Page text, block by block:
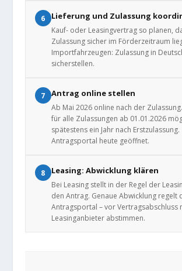
6 Lieferung und Zulassung
Kauf- oder Leasingvertrag so planen,
Zulassung sicher im Förderzeitraum
Importfahrzeugen: Zulassung in
sicherstellen.
7 Antrag online stellen
Ab Mai 2026 online nach der
für alle Zulassungen ab 01.01.2026
spätestens ein Jahr nach Erstzulassung.
Antragsportal heute geöffnet.
8 Leasing: Abwicklung klären
Bei Leasing stellt in der Regel der
den Antrag. Genaue Abwicklung regelt
Antragsportal – vor Vertragsabschluss
Leasinganbieter abstimmen.